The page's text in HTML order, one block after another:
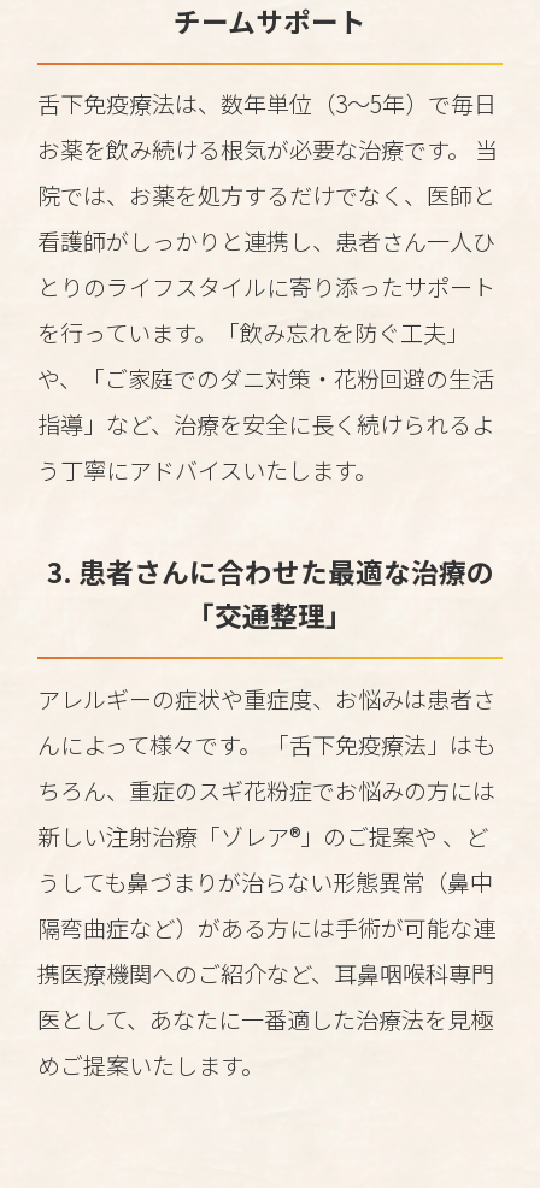
チームサポート
舌下免疫療法は、数年単位（3〜5年）で毎日
お薬を飲み続ける根気が必要な治療です。 当
院では、お薬を処方するだけでなく、医師と
看護師がしっかりと連携し、患者さん一人ひ
とりのライフスタイルに寄り添ったサポート
を行っています。「飲み忘れを防ぐ工夫」
や、「ご家庭でのダニ対策・花粉回避の生活
指導」など、治療を安全に長く続けられるよ
う丁寧にアドバイスいたします。
3. 患者さんに合わせた最適な治療の
「交通整理」
アレルギーの症状や重症度、お悩みは患者さ
んによって様々です。 「舌下免疫療法」はも
ちろん、重症のスギ花粉症でお悩みの方には
新しい注射治療「ゾレア®」のご提案や 、ど
うしても鼻づまりが治らない形態異常（鼻中
隔弯曲症など）がある方には手術が可能な連
携医療機関へのご紹介など、耳鼻咽喉科専門
医として、あなたに一番適した治療法を見極
めご提案いたします。